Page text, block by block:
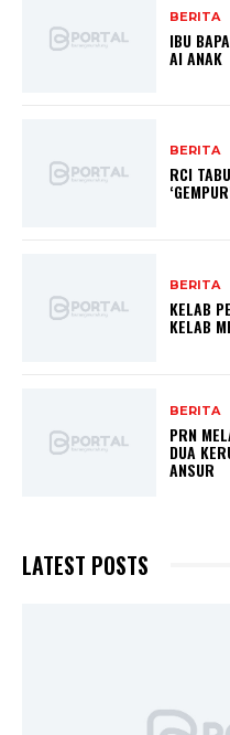
BERITA
IBU
AI ANAK
BERITA
RCI
BERITA
KELAB
KELAB
BERITA
PRN
DUA
ANSUR
LATEST POSTS